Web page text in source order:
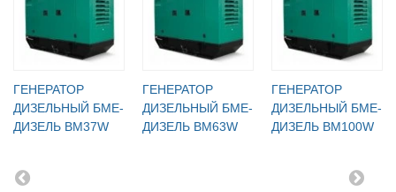
ГЕНЕРАТОР
ДИЗЕЛЬНЫЙ БМЕ-
ДИЗЕЛЬ BM37W
ГЕНЕРАТОР
ДИЗЕЛЬНЫЙ БМЕ-
ДИЗЕЛЬ BM63W
ГЕНЕРАТОР
ДИЗЕЛЬНЫЙ БМЕ-
ДИЗЕЛЬ BM100W